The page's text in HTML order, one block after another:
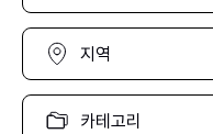
선
택
지
선
택
카